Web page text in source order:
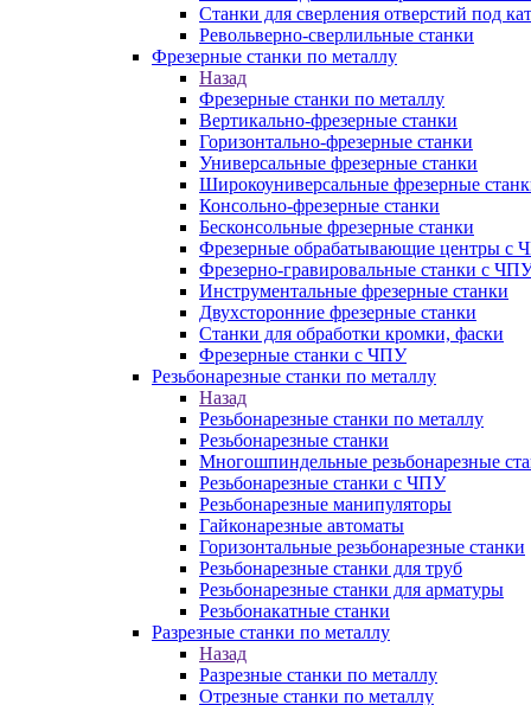
Станки для сверления отверстий под
Револьверно-сверлильные станки
Фрезерные станки по металлу
Назад
Фрезерные станки по металлу
Вертикально-фрезерные станки
Горизонтально-фрезерные станки
Универсальные фрезерные станки
Широкоуниверсальные фрезерные
Консольно-фрезерные станки
Бесконсольные фрезерные станки
Фрезерные обрабатывающие центры с
Фрезерно-гравировальные станки с
Инструментальные фрезерные станки
Двухсторонние фрезерные станки
Станки для обработки кромки, фаски
Фрезерные станки с ЧПУ
Резьбонарезные станки по металлу
Назад
Резьбонарезные станки по металлу
Резьбонарезные станки
Многошпиндельные резьбонарезные
Резьбонарезные станки с ЧПУ
Резьбонарезные манипуляторы
Гайконарезные автоматы
Горизонтальные резьбонарезные станки
Резьбонарезные станки для труб
Резьбонарезные станки для арматуры
Резьбонакатные станки
Разрезные станки по металлу
Назад
Разрезные станки по металлу
Отрезные станки по металлу